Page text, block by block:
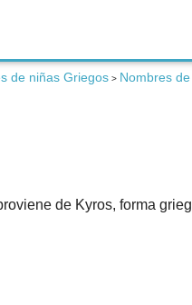
de niñas Griegos > Nombres
de Kyros, forma